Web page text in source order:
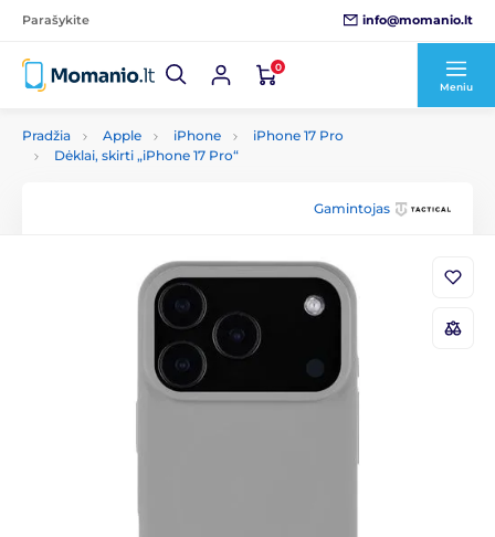
Parašykite info@momanio.lt
0
Meniu
Pradžia Apple iPhone
iPhone 17 Pro
Dėklai, skirti „iPhone 17 Pro“
Gamintojas